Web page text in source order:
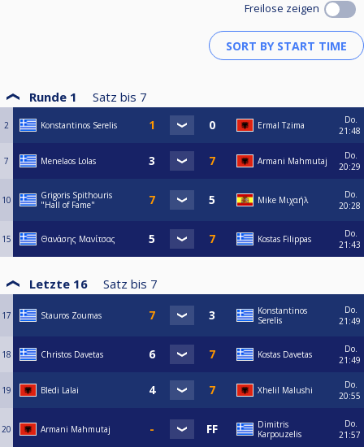
Freilose zeigen
Runde 1 Satz bis 7
2 Konstantinos Serelis Ermal Tzima
Do.
21:48
7 Menelaos Lolas Armani Mahmutaj
Do.
20:29
10
Grigoris Spithouris
"Hall of Fame"
Mike Μιχαήλ
Do.
20:28
15 Θανάσης Μανίτσας Kostas Filippas
Do.
21:43
Letzte 16 Satz bis 7
17 Stauros Zoumas
Konstantinos
Serelis
Do.
21:49
18 Christos Davetas Kostas Davetas
Do.
21:49
19 Bledi Lalai Xhelil Malushi
Do.
20:55
20 Armani Mahmutaj
Dimitris
Karpouzelis
Do.
21:57